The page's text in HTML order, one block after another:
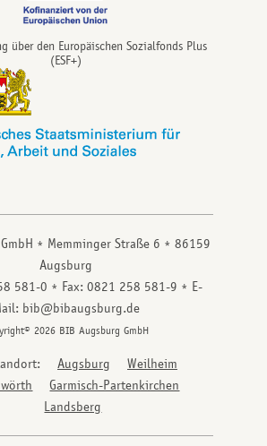
über den Europäischen Sozialfonds Plus
(ESF+)
Memminger Straße 6
86159
Augsburg
581-0
Fax: 0821 258 581-9
E-
bib@bibaugsburg.de
2026 BIB Augsburg GmbH
Augsburg
Weilheim
Garmisch-Partenkirchen
Landsberg